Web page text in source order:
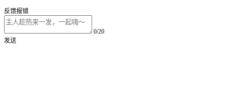
反馈报错
0/20
发送